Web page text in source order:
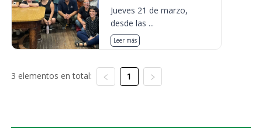
Jueves 21 de marzo,
desde las ...
Leer más
3 elementos en total: 1